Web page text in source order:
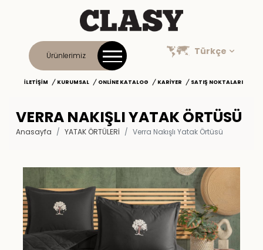
Ürünlerimiz Türkçe
İLETIŞIM KURUMSAL ONLINE KATALOG KARIYER SATIŞ NOKTALARI
VERRA NAKIŞLI YATAK ÖRTÜSÜ
Anasayfa YATAK ÖRTÜLERİ Verra Nakışlı Yatak Örtüsü